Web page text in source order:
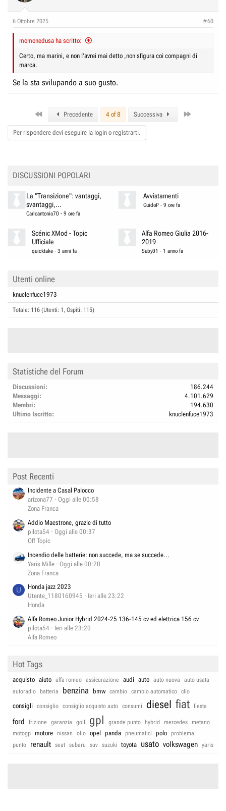
6 Ottobre 2025 #60
momonedusa ha scritto:
Certo, ma marini, e non l'avrei mai detto ,non sfigura coi compagni di
marca.
Se la sta svilupando a suo gusto.
Precedente 4 of 8 Successiva
Per rispondere devi eseguire la login o registrarti.
DISCUSSIONI POPOLARI
La "Transizione": vantaggi,
svantaggi,...
Carloantonio70 - 9 ore fa
Avvistamenti
GuidoP - 9 ore fa
Scénic XMod - Topic
Ufficiale
quicktake -3 anni fa
Alfa Romeo Giulia 2016-
2019
Suby01 - 1 anno fa
Utenti online
knuclenfuce1973
Totale: 116 (Utenti: 1, Ospiti: 115)
Statistiche del Forum
Discussioni
186.244
Messaggi
4.101.629
Membri
194.630
Ultimo Iscritto
knuclenfuce1973
Post Recenti
Incidente a Casal Palocco
arizona77
Oggi alle 00:58
Zona Franca
Addio Maestrone, grazie di tutto
pilota54
Oggi alle 00:37
Off Topic
Incendio delle batterie: non succede, ma se succede...
Yaris Mille
Oggi alle 00:20
Zona Franca
U
Honda jazz 2023
Utente_1180160945
Ieri alle 23:22
Honda
Alfa Romeo Junior Hybrid 2024-25 136-145 cv ed elettrica 156 cv
pilota54
Ieri alle 23:20
Alfa Romeo
Hot Tags
acquisto aiuto alfa romeo assicurazione audi auto auto nuova
auto usata
autoradio
batteria benzina bmw cambio cambio automatico clio
consigli consiglio consiglio acquisto auto consumi diesel fiat fiesta
ford frizione garanzia golf gpl grande punto hybrid mercedes
metano
motogp
motore nissan olio opel panda pneumatici polo
problema
punto
renault seat subaru suv suzuki toyota usato volkswagen yaris